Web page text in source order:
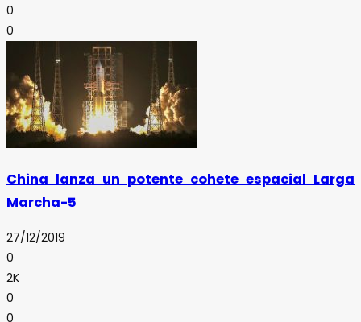
0
0
China lanza un potente cohete espacial Larga
Marcha-5
27/12/2019
0
2K
0
0